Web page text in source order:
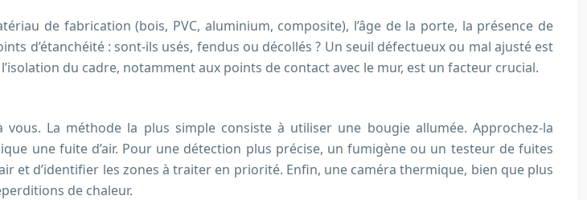
de fabrication (bois, PVC, aluminium, composite), l’âge de la porte, la présence de
d’étanchéité : sont-ils usés, fendus ou décollés ? Un seuil défectueux ou mal ajusté est
du cadre, notamment aux points de contact avec le mur, est un facteur crucial.
La méthode la plus simple consiste à utiliser une bougie allumée. Approchez-la
une fuite d’air. Pour une détection plus précise, un fumigène ou un testeur de fuites
et d’identifier les zones à traiter en priorité. Enfin, une caméra thermique, bien que plus
de chaleur.